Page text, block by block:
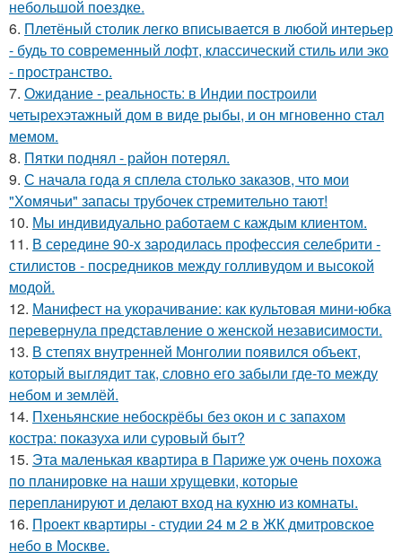
небольшой поездке.
6. Плетёный столик легко вписывается в любой интерьер
- будь то современный лофт, классический стиль или эко
- пространство.
7. Ожидание - реальность: в Индии построили
четырехэтажный дом в виде рыбы, и он мгновенно стал
мемом.
8. Пятки поднял - район потерял.
9. С начала года я сплела столько заказов, что мои
"Хомячьи" запасы трубочек стремительно тают!
10. Мы индивидуально работаем с каждым клиентом.
11. В середине 90-х зародилась профессия селебрити -
стилистов - посредников между голливудом и высокой
модой.
12. Манифест на укорачивание: как культовая мини-юбка
перевернула представление о женской независимости.
13. В степях внутренней Монголии появился объект,
который выглядит так, словно его забыли где-то между
небом и землёй.
14. Пхеньянские небоскрёбы без окон и с запахом
костра: показуха или суровый быт?
15. Эта маленькая квартира в Париже уж очень похожа
по планировке на наши хрущевки, которые
перепланируют и делают вход на кухню из комнаты.
16. Проект квартиры - студии 24 м 2 в ЖК дмитровское
небо в Москве.